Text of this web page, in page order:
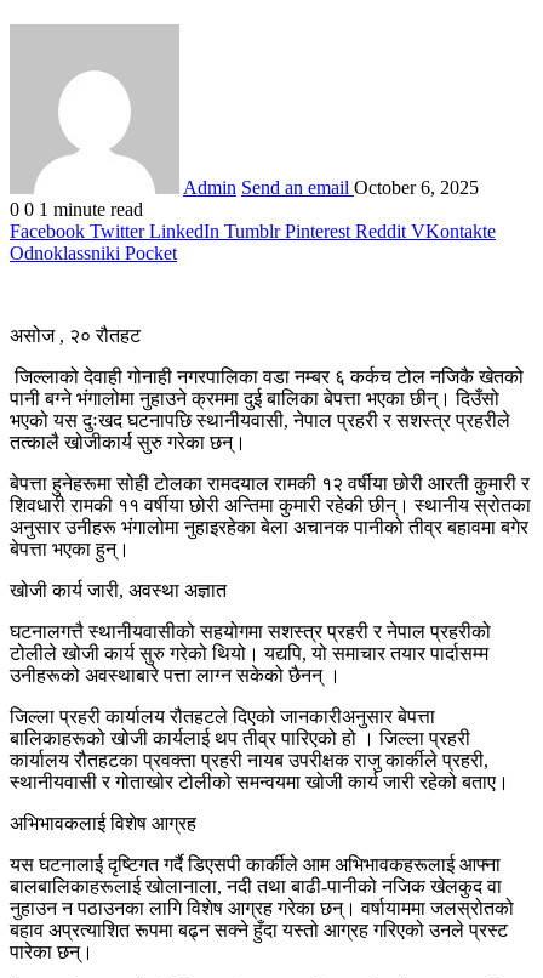
Admin Send an email October 6, 2025
0 0 1 minute read
Facebook Twitter LinkedIn Tumblr Pinterest Reddit VKontakte
Odnoklassniki Pocket
असोज , २० रौतहट
जिल्लाको देवाही गोनाही नगरपालिका वडा नम्बर ६ कर्कच टोल नजिकै खेतको
पानी बग्ने भंगालोमा नुहाउने क्रममा दुई बालिका बेपत्ता भएका छीन्। दिउँसो
भएको यस दुःखद घटनापछि स्थानीयवासी, नेपाल प्रहरी र सशस्त्र प्रहरीले
तत्कालै खोजीकार्य सुरु गरेका छन्।
बेपत्ता हुनेहरूमा सोही टोलका रामदयाल रामकी १२ वर्षीया छोरी आरती कुमारी र
शिवधारी रामकी ११ वर्षीया छोरी अन्तिमा कुमारी रहेकी छीन्। स्थानीय स्रोतका
अनुसार उनीहरू भंगालोमा नुहाइरहेका बेला अचानक पानीको तीव्र बहावमा बगेर
बेपत्ता भएका हुन्।
खोजी कार्य जारी, अवस्था अज्ञात
घटनालगत्तै स्थानीयवासीको सहयोगमा सशस्त्र प्रहरी र नेपाल प्रहरीको
टोलीले खोजी कार्य सुरु गरेको थियो। यद्यपि, यो समाचार तयार पार्दासम्म
उनीहरूको अवस्थाबारे पत्ता लाग्न सकेको छैनन् ।
जिल्ला प्रहरी कार्यालय रौतहटले दिएको जानकारीअनुसार बेपत्ता
बालिकाहरूको खोजी कार्यलाई थप तीव्र पारिएको हो । जिल्ला प्रहरी
कार्यालय रौतहटका प्रवक्ता प्रहरी नायब उपरीक्षक राजु कार्कीले प्रहरी,
स्थानीयवासी र गोताखोर टोलीको समन्वयमा खोजी कार्य जारी रहेको बताए।
अभिभावकलाई विशेष आग्रह
यस घटनालाई दृष्टिगत गर्दै डिएसपी कार्कीले आम अभिभावकहरूलाई आफ्ना
बालबालिकाहरूलाई खोलानाला, नदी तथा बाढी-पानीको नजिक खेलकुद वा
नुहाउन न पठाउनका लागि विशेष आग्रह गरेका छन्। वर्षायाममा जलस्रोतको
बहाव अप्रत्याशित रूपमा बढ्न सक्ने हुँदा यस्तो आग्रह गरिएको उनले प्रस्ट
पारेका छन्।